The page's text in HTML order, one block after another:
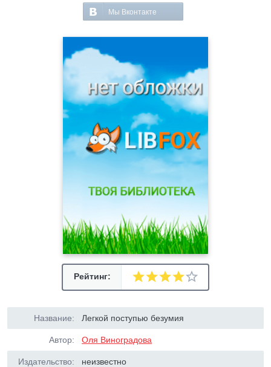
Мы Вконтакте
Рейтинг:
Название: Легкой поступью безумия
Автор: Оля Виноградова
Издательство: неизвестно